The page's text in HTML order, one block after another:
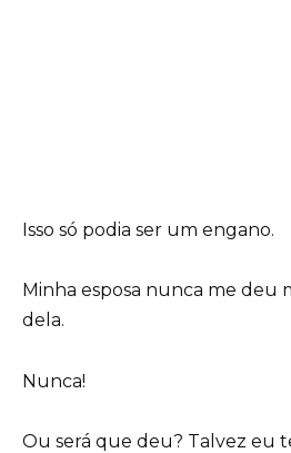
Isso só podia ser um engano.
Minha esposa nunca me deu
dela.
Nunca!
Ou será que deu? Talvez eu